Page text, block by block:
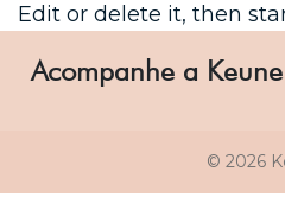
Edit or delete it, then
Acompanhe a
© 2026